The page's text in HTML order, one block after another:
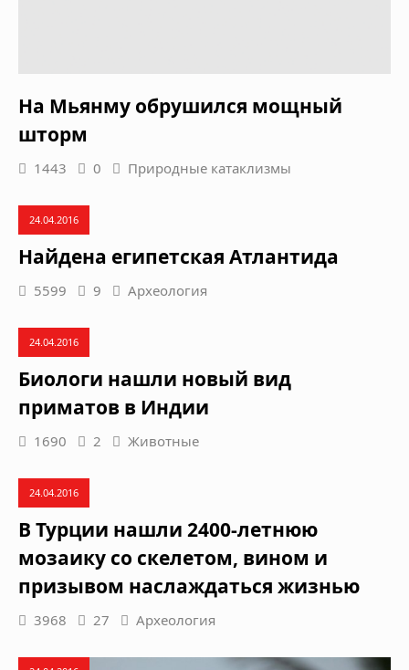
На Мьянму обрушился мощный
шторм
1443 0 Природные катаклизмы
24.04.2016
Найдена египетская Атлантида
5599 9 Археология
24.04.2016
Биологи нашли новый вид
приматов в Индии
1690 2 Животные
24.04.2016
В Турции нашли 2400-летнюю
мозаику со скелетом, вином и
призывом наслаждаться жизнью
3968 27 Археология